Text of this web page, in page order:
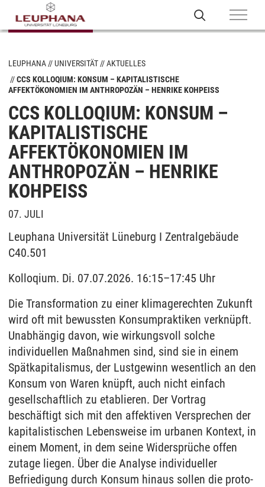
LEUPHANA UNIVERSITÄT
AKTUELLES
CCS KOLLOQIUM: KONSUM – KAPITALISTISCHE
AFFEKTÖKONOMIEN IM ANTHROPOZÄN – HENRIKE KOHPEISS
CCS KOLLOQIUM: KONSUM –
KAPITALISTISCHE
AFFEKTÖKONOMIEN IM
ANTHROPOZÄN – HENRIKE
KOHPEISS
07. JULI
Leuphana Universität Lüneburg I Zentralgebäude
C40.501
Kolloqium. Di. 07.07.2026. 16:15–17:45 Uhr
Die Transformation zu einer klimagerechten Zukunft
wird oft mit bewussten Konsumpraktiken verknüpft.
Unabhängig davon, wie wirkungsvoll solche
individuellen Maßnahmen sind, sind sie in einem
Spätkapitalismus, der Lustgewinn wesentlich an den
Konsum von Waren knüpft, auch nicht einfach
gesellschaftlich zu etablieren. Der Vortrag
beschäftigt sich mit den affektiven Versprechen der
kapitalistischen Lebensweise im urbanen Kontext, in
einem Moment, in dem seine Widersprüche offen
zutage liegen. Über die Analyse individueller
Befriedigung durch Konsum hinaus sollen die proto-